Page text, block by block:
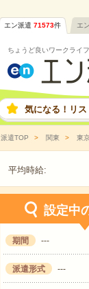
エン派遣 71573件 エ
ちょうど良いワークライ
気になる！リス
派遣TOP 関東 東
平均時給:
設定中
期間 ---
派遣形式 ---